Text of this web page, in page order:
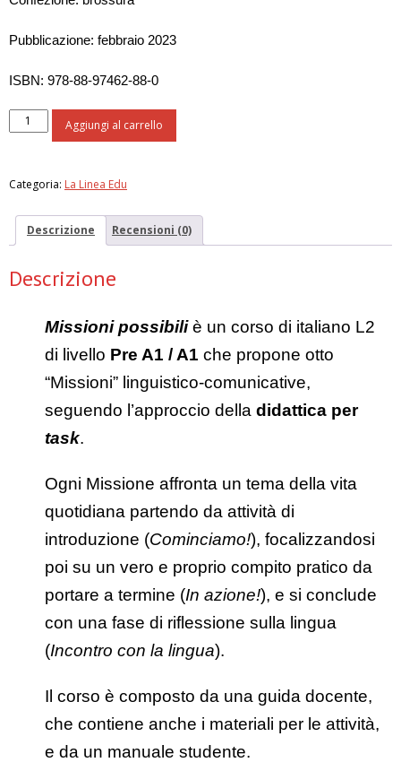
Pubblicazione: febbraio 2023
ISBN: 978-88-97462-88-0
Missioni
Possibili
docente
Aggiungi al carrello
Categoria: La Linea Edu
Descrizione Recensioni (0)
Descrizione
Missioni possibiliè un corso di italiano L2
di livello Pre A1 / A1 che propone otto
“Missioni” linguistico-comunicative,
seguendo l’approccio della didattica per
task.
Ogni Missione affronta un tema della vita
quotidiana partendo da attività di
introduzione (Cominciamo!), focalizzandosi
poi su un vero e proprio compito pratico da
portare a termine (In azione!), e si conclude
con una fase di riflessione sulla lingua
(Incontro con la lingua).
Il corso è composto da una guida docente,
che contiene anche i materiali per le attività,
e da un manuale studente.